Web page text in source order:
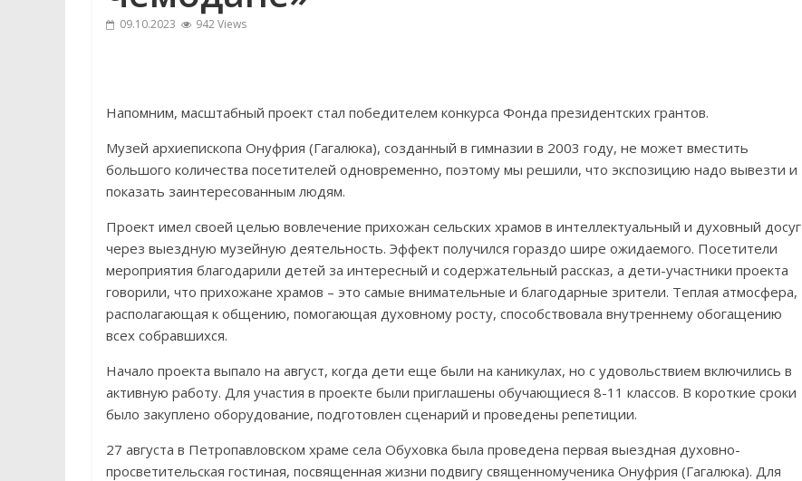
09.10.2023 942 Views
Напомним, масштабный проект стал победителем конкурса Фонда президентских грантов.
Музей архиепископа Онуфрия (Гагалюка), созданный в гимназии в 2003 году, не может вместить
большого количества посетителей одновременно, поэтому мы решили, что экспозицию надо вывезти и
показать заинтересованным людям.
Проект имел своей целью вовлечение прихожан сельских храмов в интеллектуальный и духовный досуг
через выездную музейную деятельность. Эффект получился гораздо шире ожидаемого. Посетители
мероприятия благодарили детей за интересный и содержательный рассказ, а дети-участники проекта
говорили, что прихожане храмов – это самые внимательные и благодарные зрители. Теплая атмосфера,
располагающая к общению, помогающая духовному росту, способствовала внутреннему обогащению
всех собравшихся.
Начало проекта выпало на август, когда дети еще были на каникулах, но с удовольствием включились в
активную работу. Для участия в проекте были приглашены обучающиеся 8-11 классов. В короткие сроки
было закуплено оборудование, подготовлен сценарий и проведены репетиции.
27 августа в Петропавловском храме села Обуховка была проведена первая выездная духовно-
просветительская гостиная, посвященная жизни подвигу священномученика Онуфрия (Гагалюка). Для